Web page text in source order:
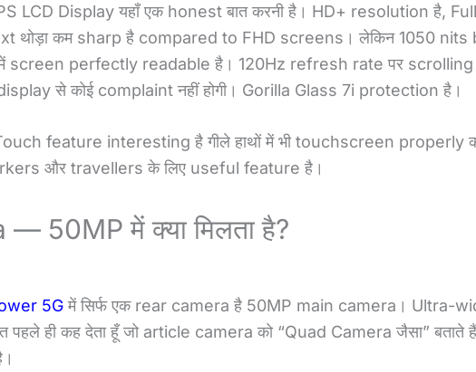
LCD Display यहाँ एक honest बात करनी है। HD+ resolution है, Full
थोड़ा कम sharp है compared to FHD screens। लेकिन 1050
screen perfectly readable है। 120Hz refresh rate पर
display से कोई complaint नहीं होगी। Gorilla Glass 7i protection है।
feature interesting है गीले हाथों में भी touchscreen properly
और travellers के लिए useful feature है।
— 50MP में क्या मिलता है?
5Gमें सिर्फ एक rear camera है 50MP main camera। Ultra-
पहले ही कह देता हूँ जो article camera को “Quad Camera जैसा” बताते